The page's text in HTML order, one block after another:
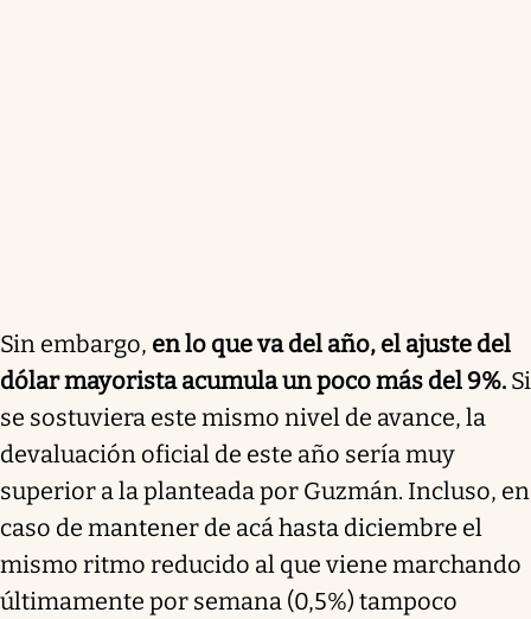
Sin embargo, en lo que va del año, el ajuste del
dólar mayorista acumula un poco más del 9%. Si
se sostuviera este mismo nivel de avance, la
devaluación oficial de este año sería muy
superior a la planteada por Guzmán. Incluso, en
caso de mantener de acá hasta diciembre el
mismo ritmo reducido al que viene marchando
últimamente por semana (0,5%) tampoco